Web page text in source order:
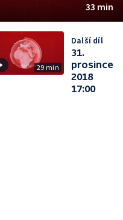
33 min
29 min
Další díl
31.
prosince
2018
17:00